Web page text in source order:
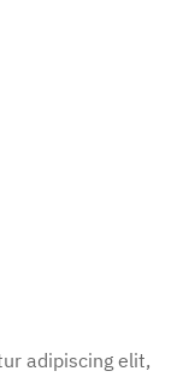
adipiscing elit,